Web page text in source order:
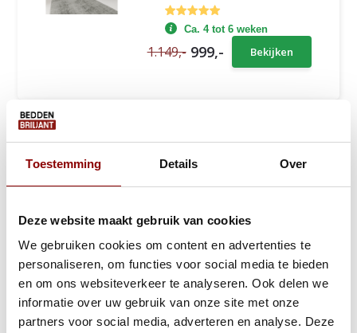
Toestemming Details Over
Deze website maakt gebruik van cookies
We gebruiken cookies om content en advertenties te
personaliseren, om functies voor social media te bieden
en om ons websiteverkeer te analyseren. Ook delen we
informatie over uw gebruik van onze site met onze
partners voor social media, adverteren en analyse. Deze
Ca. 4 tot 6 weken
1.149,- 999,- Bekijken
Zitbank
Slaapbank met opbergruimte
Ca. 4 tot 6 weken
449,- Bekijken
Slaapbank met
opbergruimte Rio |